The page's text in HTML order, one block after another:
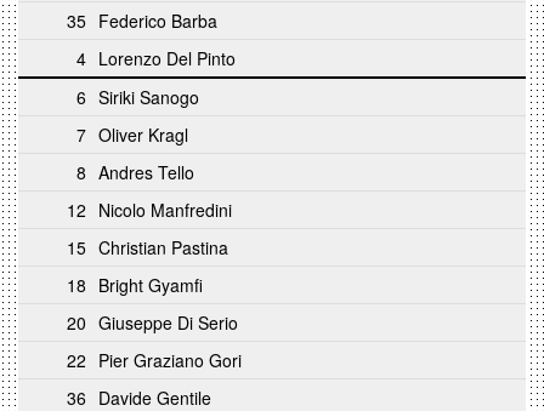
35 Federico Barba
4 Lorenzo Del Pinto
6 Siriki Sanogo
7 Oliver Kragl
8 Andres Tello
12 Nicolo Manfredini
15 Christian Pastina
18 Bright Gyamfi
20 Giuseppe Di Serio
22 Pier Graziano Gori
36 Davide Gentile